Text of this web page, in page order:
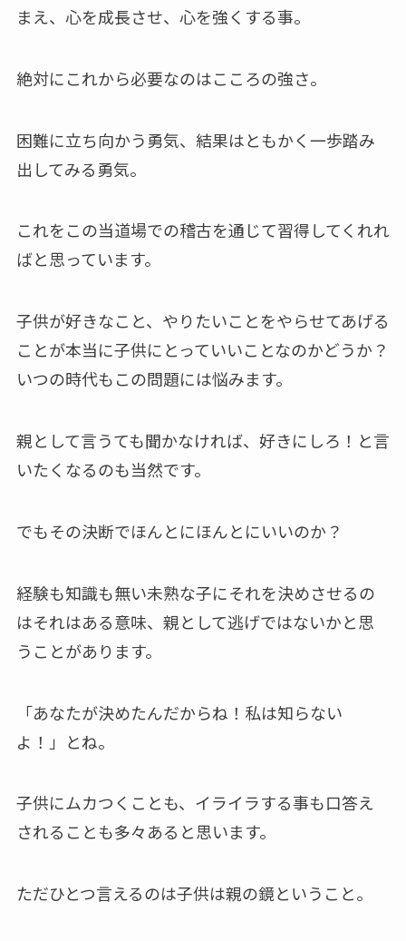
まえ、心を成長させ、心を強くする事。
絶対にこれから必要なのはこころの強さ。
困難に立ち向かう勇気、結果はともかく一歩踏み
出してみる勇気。
これをこの当道場での稽古を通じて習得してくれれ
ばと思っています。
子供が好きなこと、やりたいことをやらせてあげる
ことが本当に子供にとっていいことなのかどうか？
いつの時代もこの問題には悩みます。
親として言うても聞かなければ、好きにしろ！と言
いたくなるのも当然です。
でもその決断でほんとにほんとにいいのか？
経験も知識も無い未熟な子にそれを決めさせるの
はそれはある意味、親として逃げではないかと思
うことがあります。
「あなたが決めたんだからね！私は知らない
よ！」とね。
子供にムカつくことも、イライラする事も口答え
されることも多々あると思います。
ただひとつ言えるのは子供は親の鏡ということ。